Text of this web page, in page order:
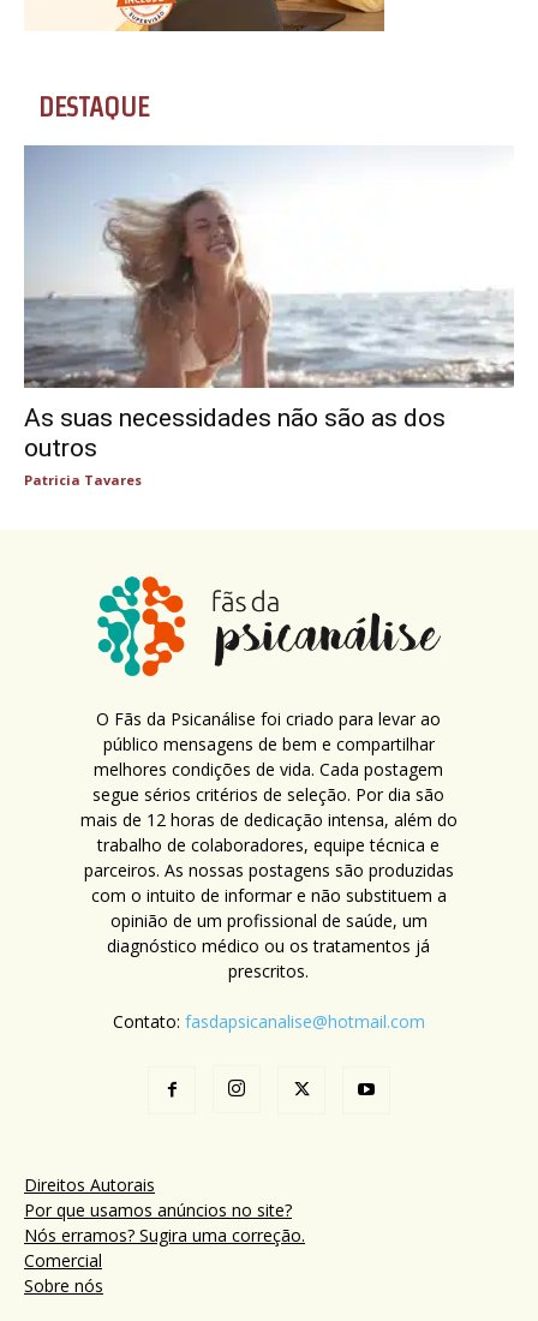
DESTAQUE
As suas necessidades não são as dos
outros
Patricia Tavares
O Fãs da Psicanálise foi criado para levar ao
público mensagens de bem e compartilhar
melhores condições de vida. Cada postagem
segue sérios critérios de seleção. Por dia são
mais de 12 horas de dedicação intensa, além do
trabalho de colaboradores, equipe técnica e
parceiros. As nossas postagens são produzidas
com o intuito de informar e não substituem a
opinião de um profissional de saúde, um
diagnóstico médico ou os tratamentos já
prescritos.
Contato: fasdapsicanalise@hotmail.com
Direitos Autorais
Por que usamos anúncios no site?
Nós erramos? Sugira uma correção.
Comercial
Sobre nós